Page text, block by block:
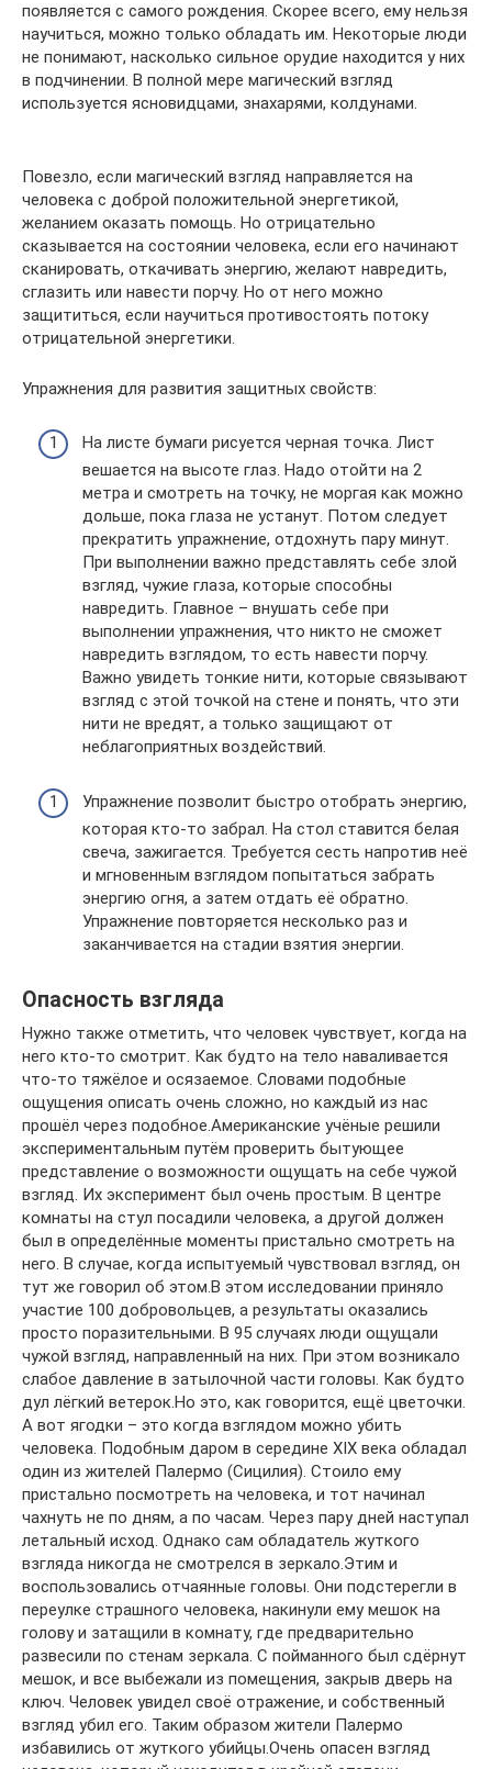
появляется с самого рождения. Скорее всего, ему нельзя
научиться, можно только обладать им. Некоторые люди
не понимают, насколько сильное орудие находится у них
в подчинении. В полной мере магический взгляд
используется ясновидцами, знахарями, колдунами.
Повезло, если магический взгляд направляется на
человека с доброй положительной энергетикой,
желанием оказать помощь. Но отрицательно
сказывается на состоянии человека, если его начинают
сканировать, откачивать энергию, желают навредить,
сглазить или навести порчу. Но от него можно
защититься, если научиться противостоять потоку
отрицательной энергетики.
Упражнения для развития защитных свойств:
На листе бумаги рисуется черная точка. Лист
вешается на высоте глаз. Надо отойти на 2
метра и смотреть на точку, не моргая как можно
дольше, пока глаза не устанут. Потом следует
прекратить упражнение, отдохнуть пару минут.
При выполнении важно представлять себе злой
взгляд, чужие глаза, которые способны
навредить. Главное – внушать себе при
выполнении упражнения, что никто не сможет
навредить взглядом, то есть навести порчу.
Важно увидеть тонкие нити, которые связывают
взгляд с этой точкой на стене и понять, что эти
нити не вредят, а только защищают от
неблагоприятных воздействий.
Упражнение позволит быстро отобрать энергию,
которая кто-то забрал. На стол ставится белая
свеча, зажигается. Требуется сесть напротив неё
и мгновенным взглядом попытаться забрать
энергию огня, а затем отдать её обратно.
Упражнение повторяется несколько раз и
заканчивается на стадии взятия энергии.
Опасность взгляда
Нужно также отметить, что человек чувствует, когда на
него кто-то смотрит. Как будто на тело наваливается
что-то тяжёлое и осязаемое. Словами подобные
ощущения описать очень сложно, но каждый из нас
прошёл через подобное.Американские учёные решили
экспериментальным путём проверить бытующее
представление о возможности ощущать на себе чужой
взгляд. Их эксперимент был очень простым. В центре
комнаты на стул посадили человека, а другой должен
был в определённые моменты пристально смотреть на
него. В случае, когда испытуемый чувствовал взгляд, он
тут же говорил об этом.В этом исследовании приняло
участие 100 добровольцев, а результаты оказались
просто поразительными. В 95 случаях люди ощущали
чужой взгляд, направленный на них. При этом возникало
слабое давление в затылочной части головы. Как будто
дул лёгкий ветерок.Но это, как говорится, ещё цветочки.
А вот ягодки – это когда взглядом можно убить
человека. Подобным даром в середине XIX века обладал
один из жителей Палермо (Сицилия). Стоило ему
пристально посмотреть на человека, и тот начинал
чахнуть не по дням, а по часам. Через пару дней наступал
летальный исход. Однако сам обладатель жуткого
взгляда никогда не смотрелся в зеркало.Этим и
воспользовались отчаянные головы. Они подстерегли в
переулке страшного человека, накинули ему мешок на
голову и затащили в комнату, где предварительно
развесили по стенам зеркала. С пойманного был сдёрнут
мешок, и все выбежали из помещения, закрыв дверь на
ключ. Человек увидел своё отражение, и собственный
взгляд убил его. Таким образом жители Палермо
избавились от жуткого убийцы.Очень опасен взгляд